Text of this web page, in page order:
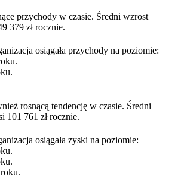
przychody w czasie. Średni wzrost
379 zł rocznie.
osiągała przychody na poziomie:
rosnącą tendencję w czasie. Średni
101 761 zł rocznie.
osiągała zyski na poziomie: